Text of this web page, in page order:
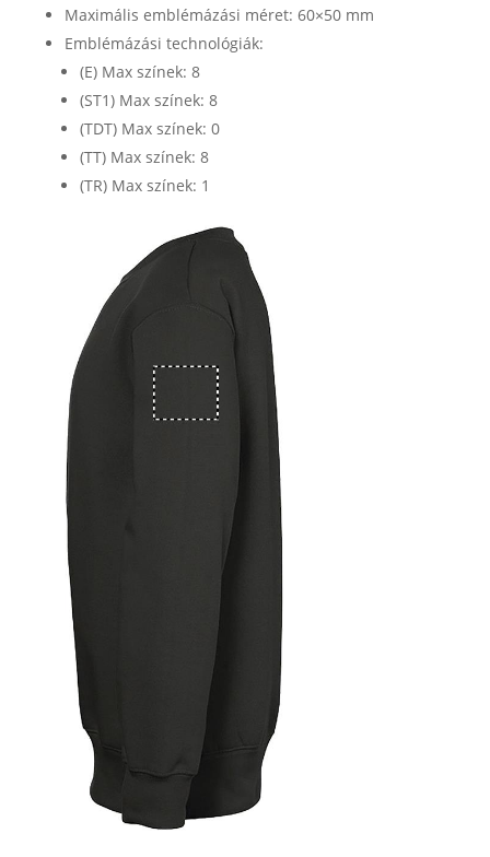
Maximális emblémázási méret: 60×50 mm
Emblémázási technológiák:
(E) Max színek: 8
(ST1) Max színek: 8
(TDT) Max színek: 0
(TT) Max színek: 8
(TR) Max színek: 1